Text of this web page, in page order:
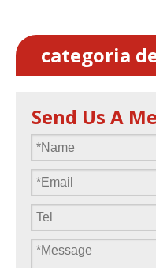
categoria
Send Us A